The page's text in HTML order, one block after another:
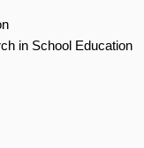
in School Education